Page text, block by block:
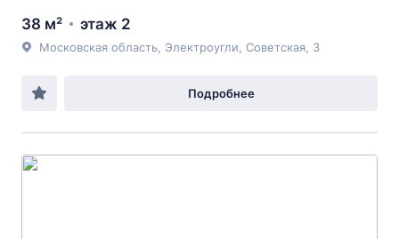
38 м² этаж 2
Московская область, Электроугли, Советская, 3
Подробнее